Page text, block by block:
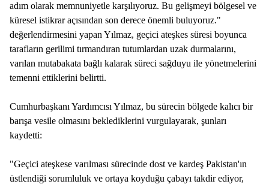
adım olarak memnuniyetle karşılıyoruz. Bu gelişmeyi bölgesel ve
küresel istikrar açısından son derece önemli buluyoruz."
değerlendirmesini yapan Yılmaz, geçici ateşkes süresi boyunca
tarafların gerilimi tırmandıran tutumlardan uzak durmalarını,
varılan mutabakata bağlı kalarak süreci sağduyu ile yönetmelerini
temenni ettiklerini belirtti.
Cumhurbaşkanı Yardımcısı Yılmaz, bu sürecin bölgede kalıcı bir
barışa vesile olmasını beklediklerini vurgulayarak, şunları
kaydetti:
"Geçici ateşkese varılması sürecinde dost ve kardeş Pakistan'ın
üstlendiği sorumluluk ve ortaya koyduğu çabayı takdir ediyor,